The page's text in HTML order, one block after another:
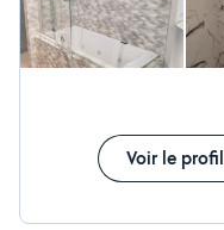
Voir le profil